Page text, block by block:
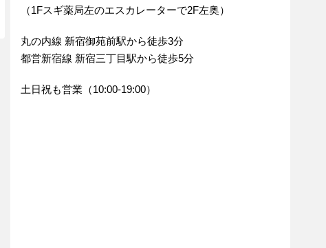
（1Fスギ薬局左のエスカレーターで2F左奥）
丸の内線 新宿御苑前駅から徒歩3分
都営新宿線 新宿三丁目駅から徒歩5分
土日祝も営業（10:00-19:00）